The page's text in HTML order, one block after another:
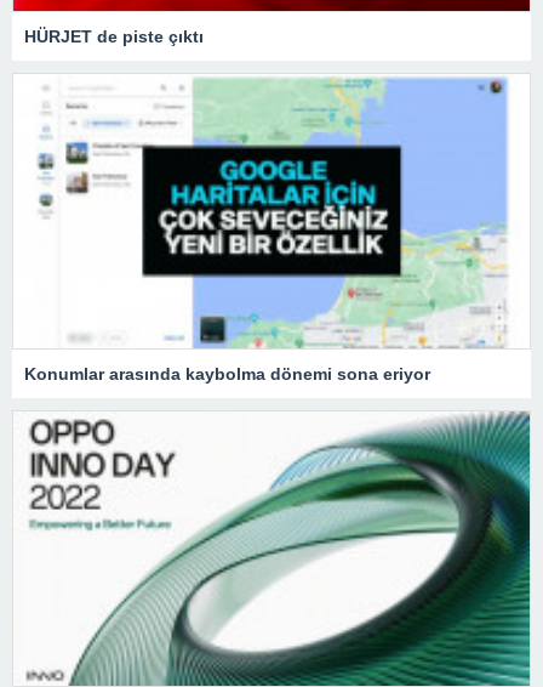
HÜRJET de piste çıktı
Konumlar arasında kaybolma dönemi sona eriyor